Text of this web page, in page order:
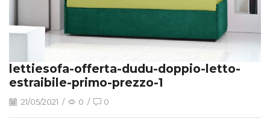
lettiesofa-offerta-dudu-doppio-letto-
estraibile-primo-prezzo-1
21/05/2021 / 0 / 0